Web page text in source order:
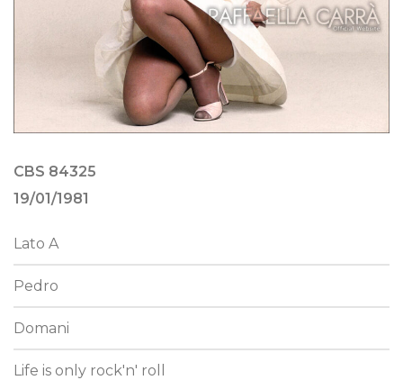
CBS 84325
19/01/1981
Lato A
Pedro
Domani
Life is only rock'n' roll